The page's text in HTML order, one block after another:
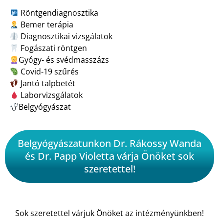
Röntgendiagnosztika
Bemer terápia
Diagnosztikai vizsgálatok
Fogászati röntgen
Gyógy- és svédmasszázs
Covid-19 szűrés
Jantó talpbetét
Laborvizsgálatok
Belgyógyászat
Belgyógyászatunkon Dr. Rákossy Wanda
és Dr. Papp Violetta várja Önöket sok
szeretettel!
Sok szeretettel várjuk Önöket az intézményünkben!